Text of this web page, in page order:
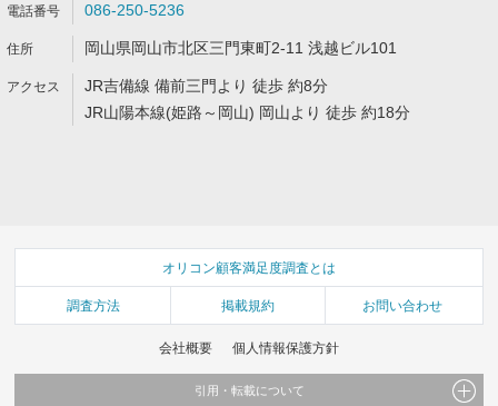
086-250-5236
岡山県岡山市北区三門東町2-11 浅越ビル101
JR吉備線 備前三門より 徒歩 約8分
JR山陽本線(姫路～岡山) 岡山より 徒歩 約18分
オリコン顧客満足度調査とは
調査方法 掲載規約 お問い合わせ
会社概要 個人情報保護方針
引用・転載について